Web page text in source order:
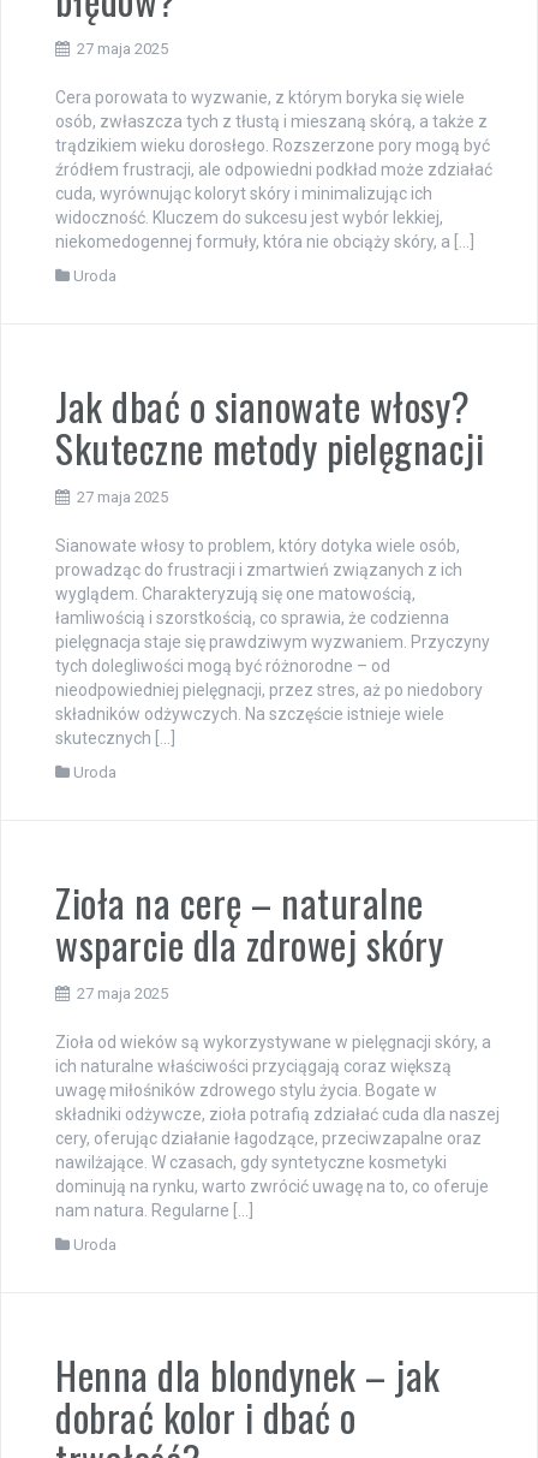
27 maja 2025
Cera porowata to wyzwanie, z którym boryka się wiele
osób, zwłaszcza tych z tłustą i mieszaną skórą, a także z
trądzikiem wieku dorosłego. Rozszerzone pory mogą być
źródłem frustracji, ale odpowiedni podkład może zdziałać
cuda, wyrównując koloryt skóry i minimalizując ich
widoczność. Kluczem do sukcesu jest wybór lekkiej,
niekomedogennej formuły, która nie obciąży skóry, a […]
Uroda
Jak dbać o sianowate włosy?
Skuteczne metody pielęgnacji
27 maja 2025
Sianowate włosy to problem, który dotyka wiele osób,
prowadząc do frustracji i zmartwień związanych z ich
wyglądem. Charakteryzują się one matowością,
łamliwością i szorstkością, co sprawia, że codzienna
pielęgnacja staje się prawdziwym wyzwaniem. Przyczyny
tych dolegliwości mogą być różnorodne – od
nieodpowiedniej pielęgnacji, przez stres, aż po niedobory
składników odżywczych. Na szczęście istnieje wiele
skutecznych […]
Uroda
Zioła na cerę – naturalne
wsparcie dla zdrowej skóry
27 maja 2025
Zioła od wieków są wykorzystywane w pielęgnacji skóry, a
ich naturalne właściwości przyciągają coraz większą
uwagę miłośników zdrowego stylu życia. Bogate w
składniki odżywcze, zioła potrafią zdziałać cuda dla naszej
cery, oferując działanie łagodzące, przeciwzapalne oraz
nawilżające. W czasach, gdy syntetyczne kosmetyki
dominują na rynku, warto zwrócić uwagę na to, co oferuje
nam natura. Regularne […]
Uroda
Henna dla blondynek – jak
dobrać kolor i dbać o